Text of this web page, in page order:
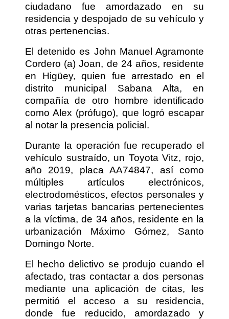
ciudadano fue amordazado en su
residencia y despojado de su vehículo y
otras pertenencias.
El detenido es John Manuel Agramonte
Cordero (a) Joan, de 24 años, residente
en Higüey, quien fue arrestado en el
distrito municipal Sabana Alta, en
compañía de otro hombre identificado
como Alex (prófugo), que logró escapar
al notar la presencia policial.
Durante la operación fue recuperado el
vehículo sustraído, un Toyota Vitz, rojo,
año 2019, placa AA74847, así como
múltiples artículos electrónicos,
electrodomésticos, efectos personales y
varias tarjetas bancarias pertenecientes
a la víctima, de 34 años, residente en la
urbanización Máximo Gómez, Santo
Domingo Norte.
El hecho delictivo se produjo cuando el
afectado, tras contactar a dos personas
mediante una aplicación de citas, les
permitió el acceso a su residencia,
donde fue reducido, amordazado y